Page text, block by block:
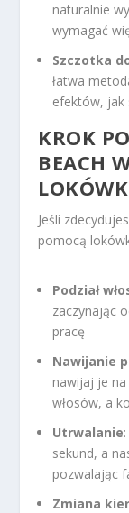
naturalnie
wymagać
Szczotka
łatwa
efektów, jak
KROK
BEACH
Jeśli
pomocą
Podział
zaczynając
pracę
Nawijanie
nawijaj je
włosów, a
Utrwalanie
sekund, a
pozwalając
Zmiana